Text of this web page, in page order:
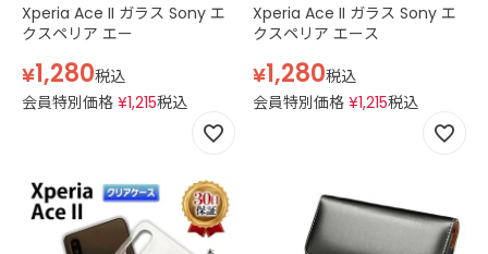
Xperia Ace II ガラス Sony エ
クスペリア エー
¥1,280税込
会員特別価格 ¥1,215税込
Xperia Ace II ガラス Sony エ
クスペリア エース
¥1,280税込
会員特別価格 ¥1,215税込